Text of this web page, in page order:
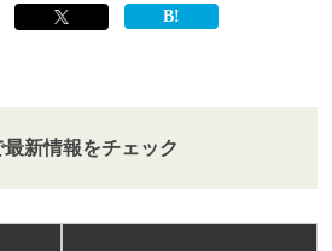
新情報をチェック